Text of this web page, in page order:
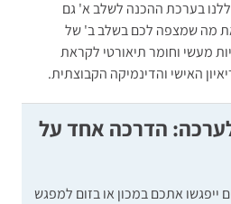
2).
בערכת ההכנה לשלב א' גם
מה שמצפה לכם בשלב ב' של
מעשי וחומר תיאורטי לקראת
האישי והדינמיקה הקבוצתית.
הדרכה אחד על
ייפגשו אתכם במכון או בזום למפגש